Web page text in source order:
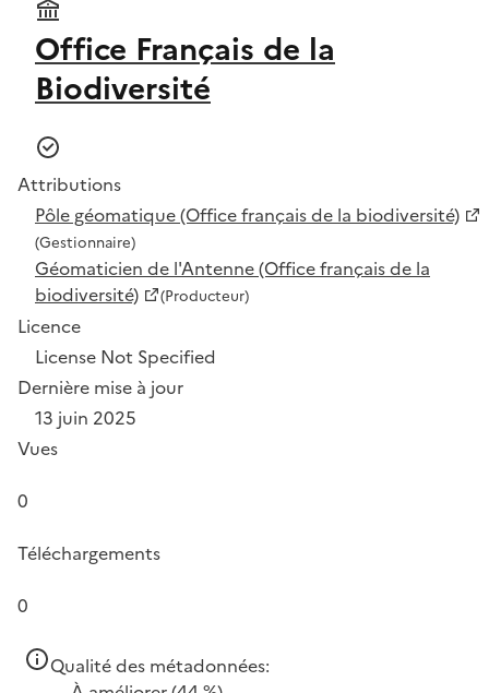
Office Français de la
Biodiversité
Attributions
Pôle géomatique (Office français de la biodiversité)
(Gestionnaire)
Géomaticien de l'Antenne (Office français de la
biodiversité)
(Producteur)
Licence
License Not Specified
Dernière mise à jour
13 juin 2025
Vues
0
Téléchargements
0
Qualité des métadonnées: